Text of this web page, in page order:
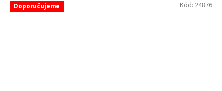
Doporučujeme Kód: 24876